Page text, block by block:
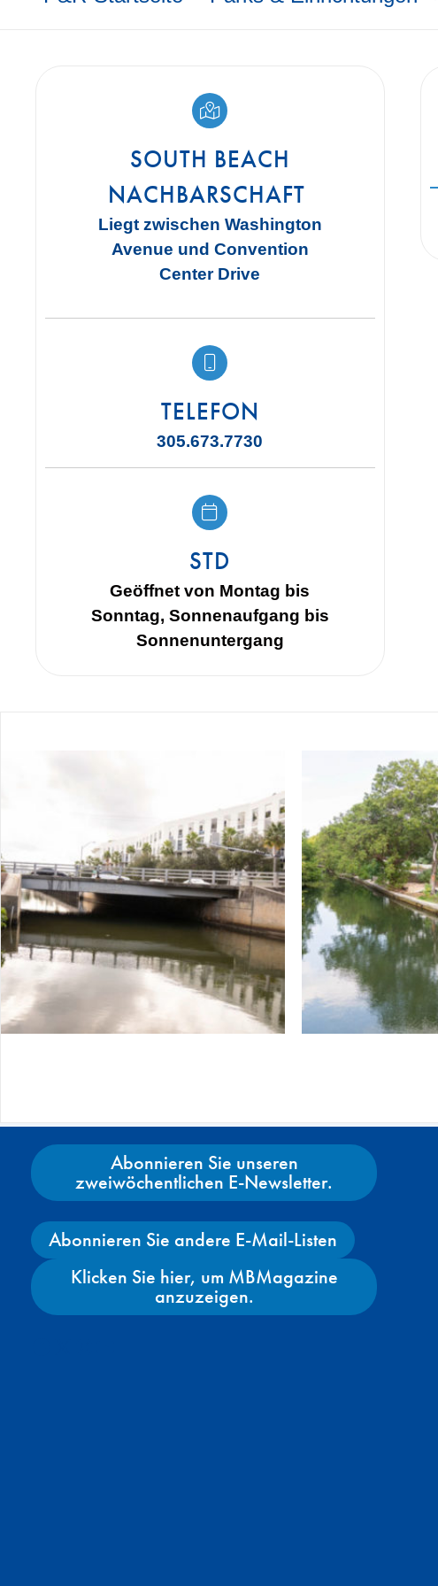
SOUTH BEACH
NACHBARSCHAFT
Liegt zwischen Washington
Avenue und Convention
Center Drive
TELEFON
305.673.7730
STD
Geöffnet von Montag bis
Sonntag, Sonnenaufgang bis
Sonnenuntergang
Abonnieren Sie unseren
zweiwöchentlichen E-Newsletter.
Abonnieren Sie andere E-Mail-Listen
Klicken Sie hier, um MBMagazine
anzuzeigen.